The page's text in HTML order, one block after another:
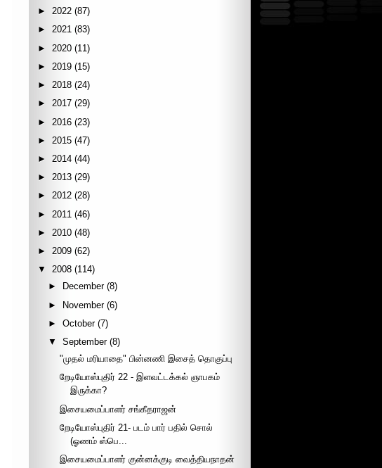
► 2022 (87)
► 2021 (83)
► 2020 (11)
► 2019 (15)
► 2018 (24)
► 2017 (29)
► 2016 (23)
► 2015 (47)
► 2014 (44)
► 2013 (29)
► 2012 (28)
► 2011 (46)
► 2010 (48)
► 2009 (62)
▼
2008 (114)
►
December (8)
► November (6)
►October (7)
▼
September (8)
"முதல் மரியாதை" பின்னணி இசைத் தொகுப்பு
றேடியோஸ்புதிர் 22 - இளவட்டக்கல் ஞாபகம்
இருக்கா?
இசையமைப்பாளர் சங்கீதராஜன்
றேடியோஸ்புதிர் 21- படம் பார் பதில் சொல்
(ஓணம் ஸ்பெ...
இசையமைப்பாளர் குன்னக்குடி வைத்தியநாதன்